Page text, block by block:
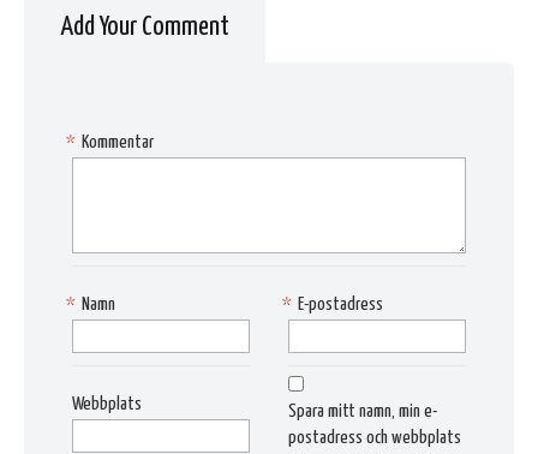
Add Your Comment
Kommentar
*
Namn
* E-postadress
*
Webbplats
Spara mitt namn, min e-
postadress och webbplats